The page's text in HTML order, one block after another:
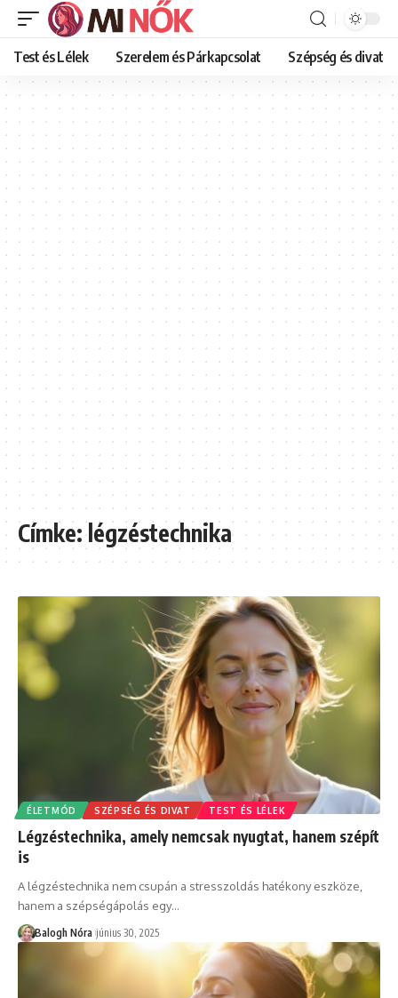
Test és Lélek Szerelem és Párkapcsolat Szépség és divat
Címke:légzéstechnika
ÉLETMÓD SZÉPSÉG ÉS DIVAT TEST ÉS LÉLEK
Légzéstechnika, amely nemcsak nyugtat, hanem szépít
is
A légzéstechnika nem csupán a stresszoldás hatékony eszköze,
hanem a szépségápolás egy…
Balogh Nóra június 30, 2025